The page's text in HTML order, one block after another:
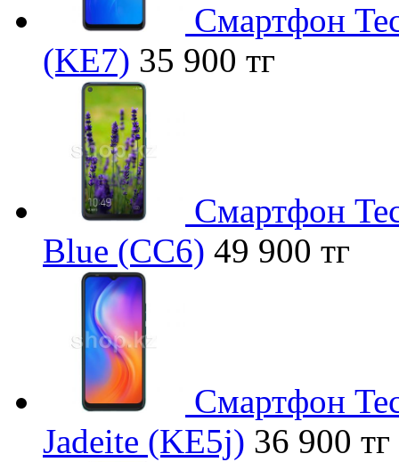
Смартфон
(KE7) 35 900 тг
Смартфон
Blue (CC6) 49 900 тг
Смартфон
Jadeite (KE5j) 36 900 тг